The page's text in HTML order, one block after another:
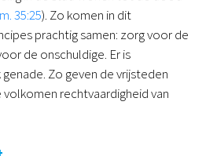
35:25). Zo komen in dit
prachtig samen: zorg voor de
de onschuldige. Er is
Zo geven de vrijsteden
rechtvaardigheid van